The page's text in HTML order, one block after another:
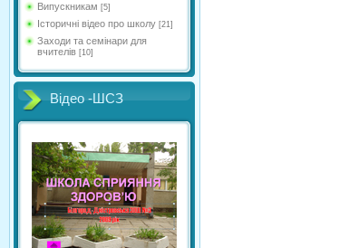
Випускникам [5]
Історичні відео про школу [21]
Заходи та семінари для
вчителів [10]
Відео -ШСЗ